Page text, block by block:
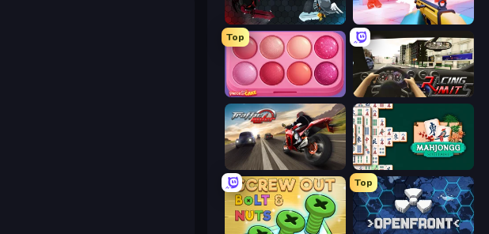
EvoWars.io Veck.io
Top
Piece of Cake: Merge and Bake Racing Limits
Traffic Rider Solitario Chino
Top